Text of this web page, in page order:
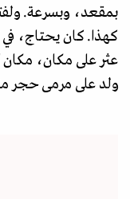
بمقعد، وبسرعة.
كهذا. كان يحتاج، في
عثر على مكان، مكان
ولد على مرمى حجر